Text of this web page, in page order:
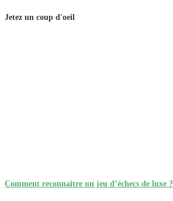
Jetez un coup d'oeil
Comment reconnaitre un jeu d’échecs de luxe ?